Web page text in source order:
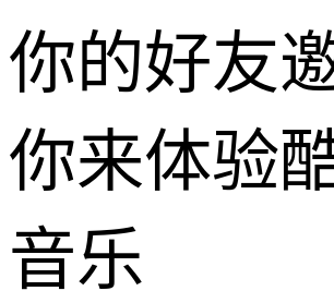
你的好友
你来体验
音乐